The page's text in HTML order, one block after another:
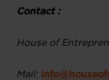
Contact :
House of
Mail: